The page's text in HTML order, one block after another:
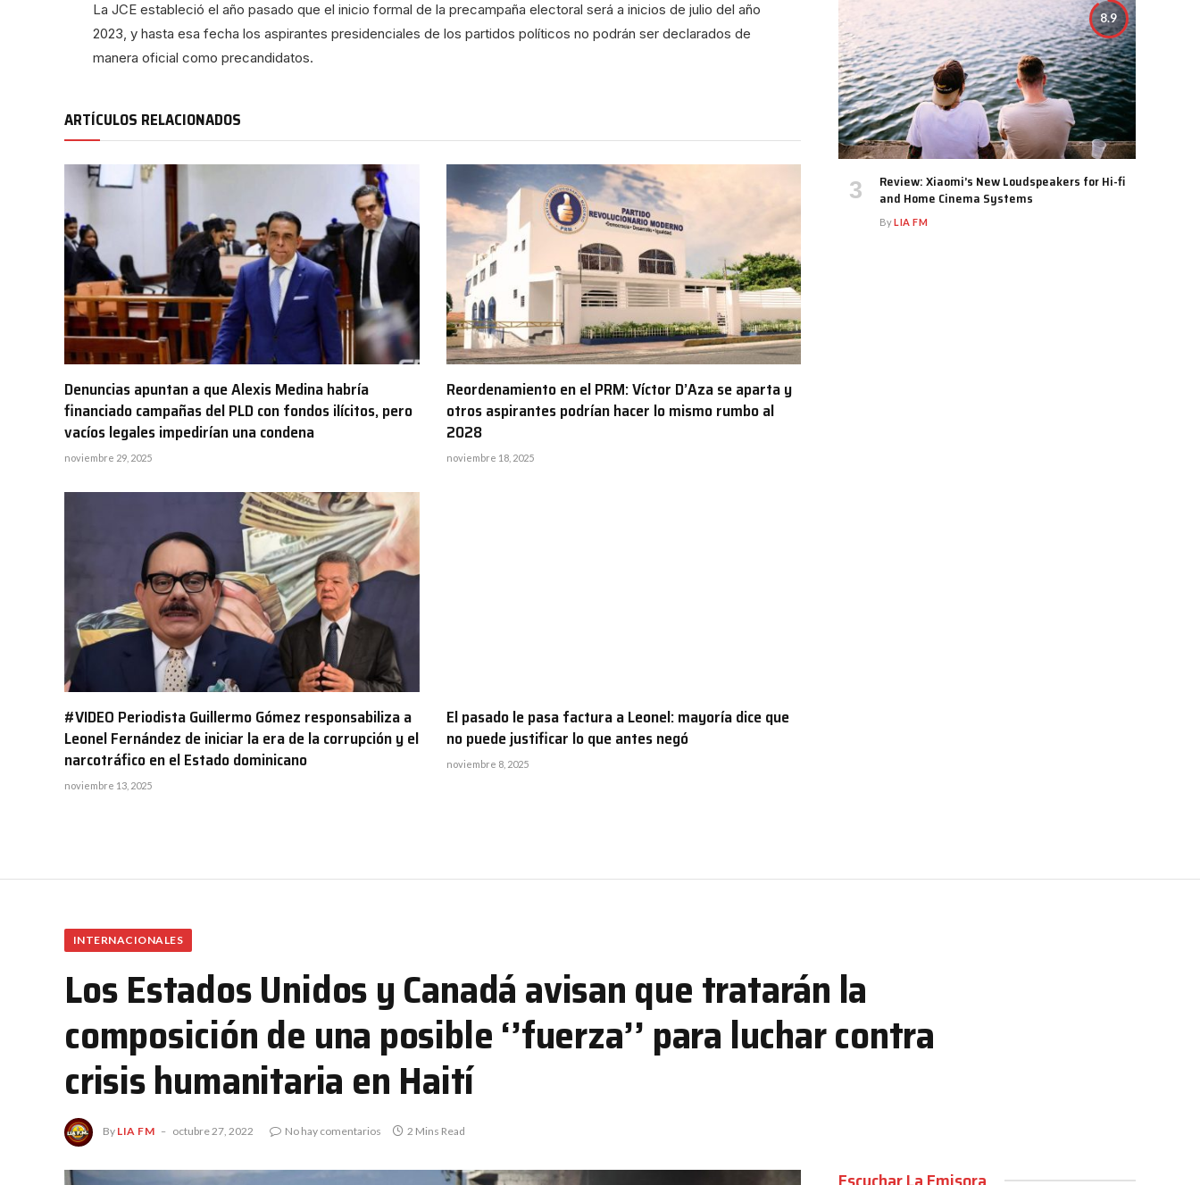
La JCE estableció el año pasado que el inicio formal de la precampaña electoral será a inicios de julio del año
2023, y hasta esa fecha los aspirantes presidenciales de los partidos políticos no podrán ser declarados de
manera oficial como precandidatos.
ARTÍCULOS RELACIONADOS
Denuncias apuntan a que Alexis Medina habría
financiado campañas del PLD con fondos ilícitos, pero
vacíos legales impedirían una condena
noviembre 29, 2025
Reordenamiento en el PRM: Víctor D’Aza se aparta y
otros aspirantes podrían hacer lo mismo rumbo al
2028
noviembre 18, 2025
#VIDEO Periodista Guillermo Gómez responsabiliza a
Leonel Fernández de iniciar la era de la corrupción y el
narcotráfico en el Estado dominicano
noviembre 13, 2025
El pasado le pasa factura a Leonel: mayoría dice que
no puede justificar lo que antes negó
noviembre 8, 2025
8.9
Review: Xiaomi’s New Loudspeakers for Hi-fi
and Home Cinema Systems
ByLIA FM
INTERNACIONALES
Los Estados Unidos y Canadá avisan que tratarán la
composición de una posible ‘’fuerza’’ para luchar contra
crisis humanitaria en Haití
By LIA FM octubre 27, 2022 No hay comentarios 2 Mins Read